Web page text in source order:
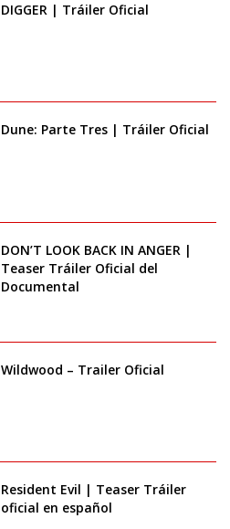
DIGGER | Tráiler Oficial
Dune: Parte Tres | Tráiler Oficial
DON’T LOOK BACK IN ANGER |
Teaser Tráiler Oficial del
Documental
Wildwood – Trailer Oficial
Resident Evil | Teaser Tráiler
oficial en español